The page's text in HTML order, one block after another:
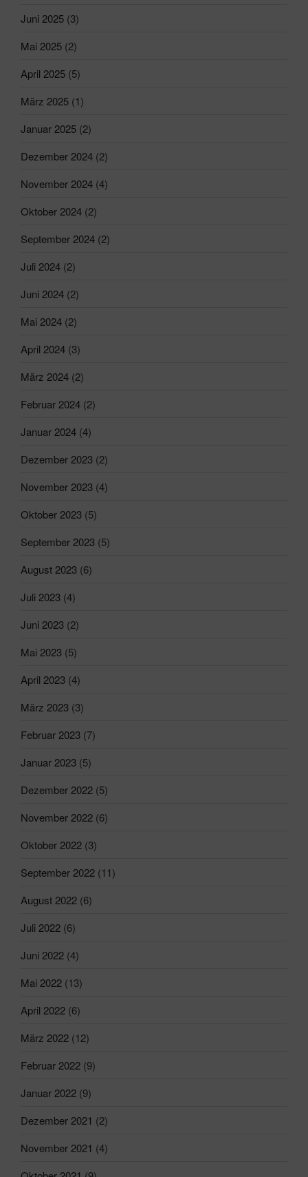
Juni 2025 (3)
Mai 2025 (2)
April 2025 (5)
März 2025 (1)
Januar 2025 (2)
Dezember 2024 (2)
November 2024 (4)
Oktober 2024 (2)
September 2024 (2)
Juli 2024 (2)
Juni 2024 (2)
Mai 2024 (2)
April 2024 (3)
März 2024 (2)
Februar 2024 (2)
Januar 2024 (4)
Dezember 2023 (2)
November 2023 (4)
Oktober 2023 (5)
September 2023 (5)
August 2023 (6)
Juli 2023 (4)
Juni 2023 (2)
Mai 2023 (5)
April 2023 (4)
März 2023 (3)
Februar 2023 (7)
Januar 2023 (5)
Dezember 2022 (5)
November 2022 (6)
Oktober 2022 (3)
September 2022 (11)
August 2022 (6)
Juli 2022 (6)
Juni 2022 (4)
Mai 2022 (13)
April 2022 (6)
März 2022 (12)
Februar 2022 (9)
Januar 2022 (9)
Dezember 2021 (2)
November 2021 (4)